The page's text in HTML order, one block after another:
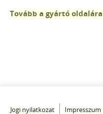
Tovább a gyártó oldalára
Jogi nyilatkozat Impresszum